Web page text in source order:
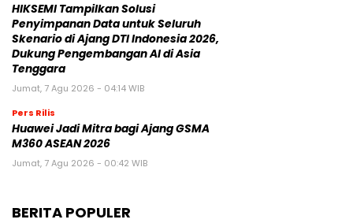
HIKSEMI Tampilkan Solusi
Penyimpanan Data untuk Seluruh
Skenario di Ajang DTI Indonesia 2026,
Dukung Pengembangan AI di Asia
Tenggara
Jumat, 7 Agu 2026 - 04:14 WIB
Pers Rilis
Huawei Jadi Mitra bagi Ajang GSMA
M360 ASEAN 2026
Jumat, 7 Agu 2026 - 00:42 WIB
BERITA POPULER